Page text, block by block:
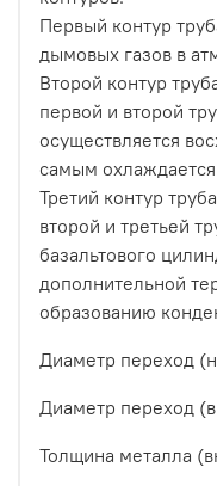
Первый контур
дымовых газов в
Второй контур
первой и второй
осуществляется
самым
Третий контур
второй и третьей
базальтового
дополнительной
образованию
Диаметр переход
Диаметр переход
Толщина металла